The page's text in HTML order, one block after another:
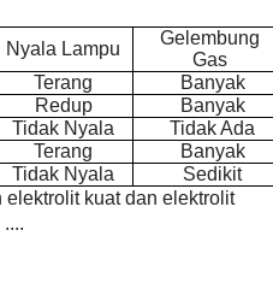
Nyala Lampu
Gelembung
Gas
Terang
Banyak
Redup
Banyak
Tidak Nyala
Tidak Ada
Terang
Banyak
Tidak Nyala
Sedikit
kuat dan elektrolit